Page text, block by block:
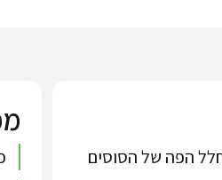
הפה של הסוסים